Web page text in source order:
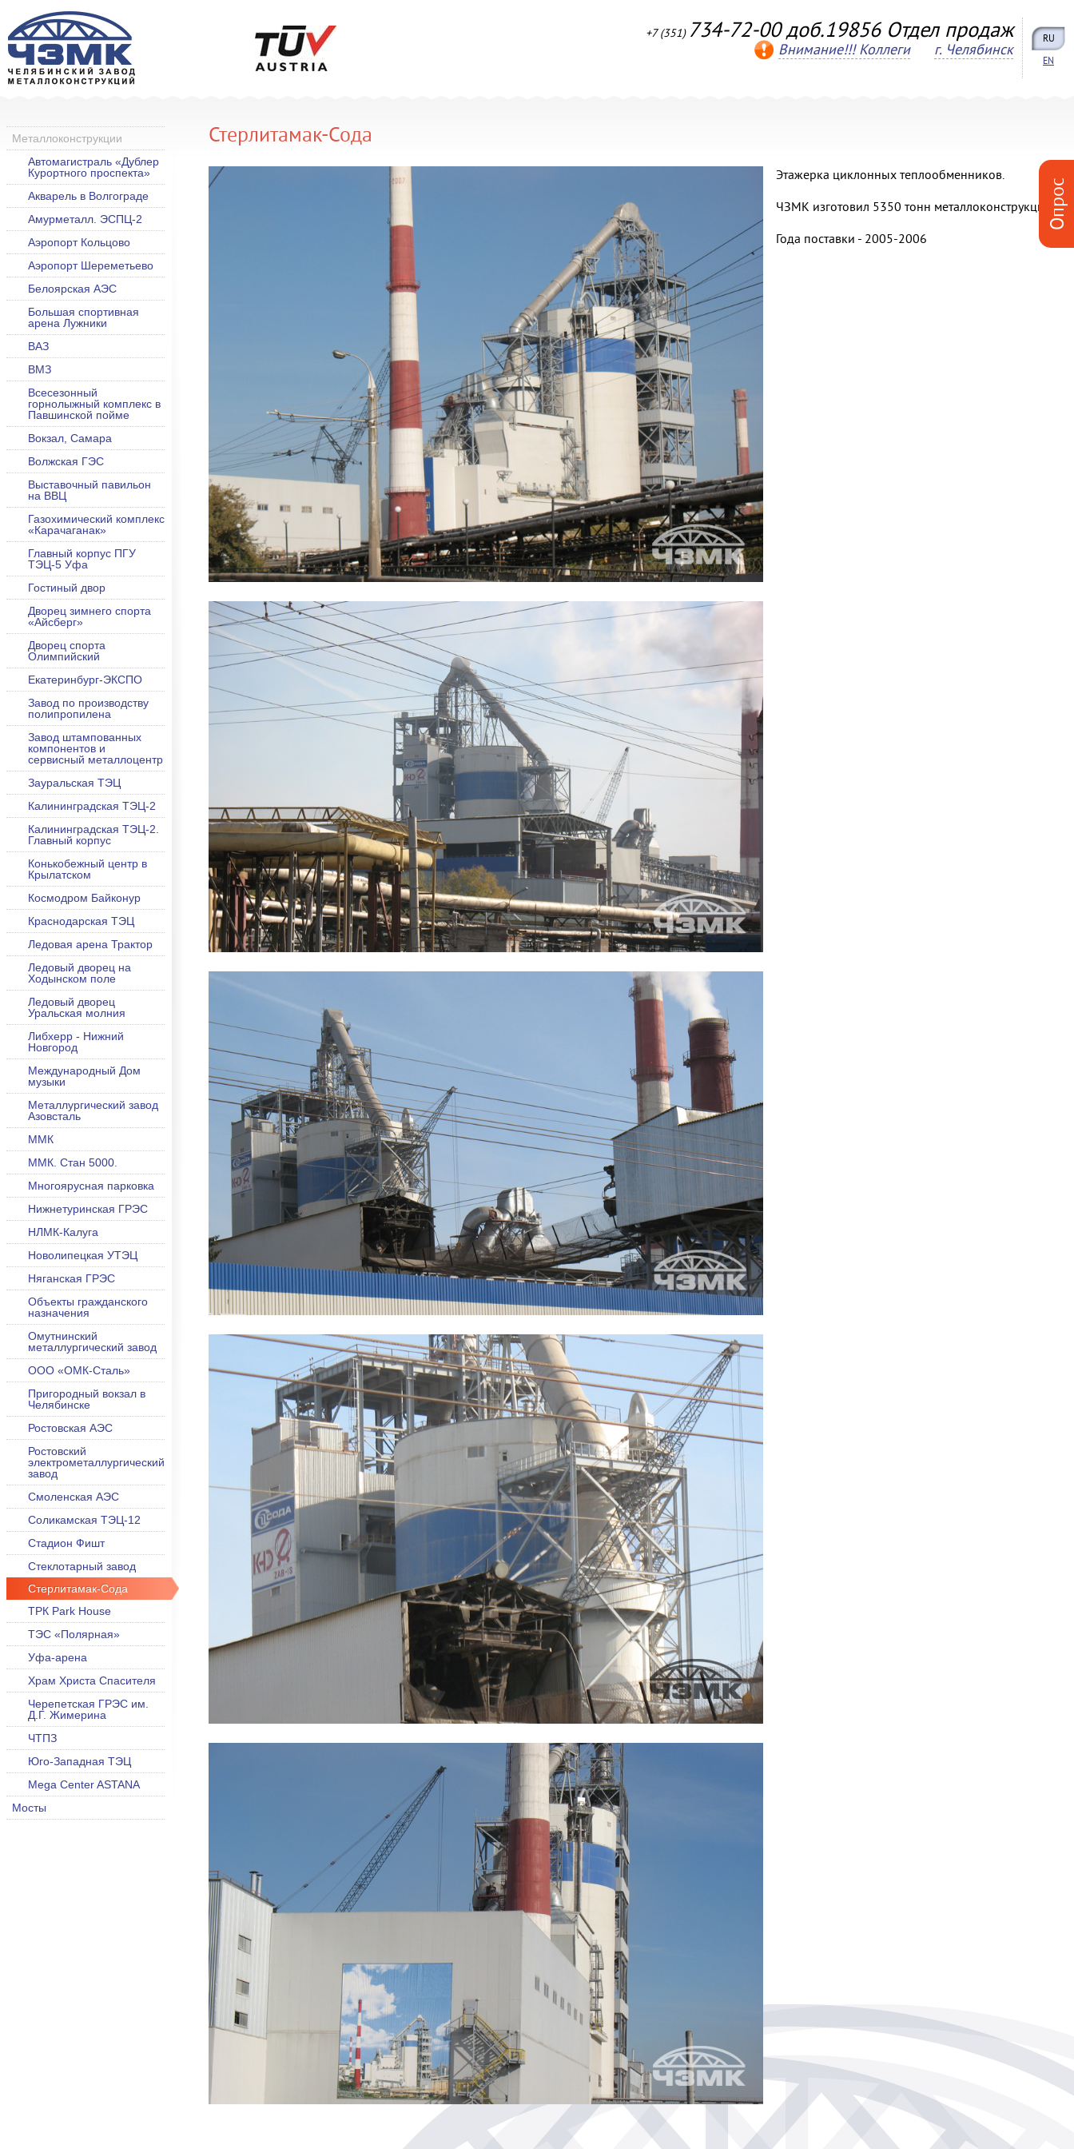
+7 (351) 734-72-00 доб.19856 Отдел продаж
Внимание!!! Коллеги г. Челябинск
RU
EN
Металлоконструкции
Автомагистраль «Дублер
Курортного проспекта»
Акварель в Волгограде
Амурметалл. ЭСПЦ-2
Аэропорт Кольцово
Аэропорт Шереметьево
Белоярская АЭС
Большая спортивная
арена Лужники
ВАЗ
ВМЗ
Всесезонный
горнолыжный комплекс в
Павшинской пойме
Вокзал, Самара
Волжская ГЭС
Выставочный павильон
на ВВЦ
Газохимический комплекс
«Карачаганак»
Главный корпус ПГУ
ТЭЦ-5 Уфа
Гостиный двор
Дворец зимнего спорта
«Айсберг»
Дворец спорта
Олимпийский
Екатеринбург-ЭКСПО
Завод по производству
полипропилена
Завод штампованных
компонентов и
сервисный металлоцентр
Зауральская ТЭЦ
Калининградская ТЭЦ-2
Калининградская ТЭЦ-2.
Главный корпус
Конькобежный центр в
Крылатском
Космодром Байконур
Краснодарская ТЭЦ
Ледовая арена Трактор
Ледовый дворец на
Ходынском поле
Ледовый дворец
Уральская молния
Либхерр - Нижний
Новгород
Международный Дом
музыки
Металлургический завод
Азовсталь
ММК
ММК. Стан 5000.
Многоярусная парковка
Нижнетуринская ГРЭС
НЛМК-Калуга
Новолипецкая УТЭЦ
Няганская ГРЭС
Объекты гражданского
назначения
Омутнинский
металлургический завод
ООО «ОМК-Сталь»
Пригородный вокзал в
Челябинске
Ростовская АЭС
Ростовский
электрометаллургический
завод
Смоленская АЭС
Соликамская ТЭЦ-12
Стадион Фишт
Стеклотарный завод
Стерлитамак-Сода
ТРК Park House
ТЭС «Полярная»
Уфа-арена
Храм Христа Спасителя
Черепетская ГРЭС им.
Д.Г. Жимерина
ЧТПЗ
Юго-Западная ТЭЦ
Mega Center ASTANA
Мосты
Стерлитамак-Сода
Этажерка циклонных теплообменников.
ЧЗМК изготовил 5350 тонн металлоконструкций.
Года поставки - 2005-2006
Опрос